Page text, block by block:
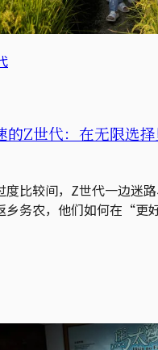
的Z世代：在无限选
比较间，Z世代一边迷路
乡务农，他们如何在“更